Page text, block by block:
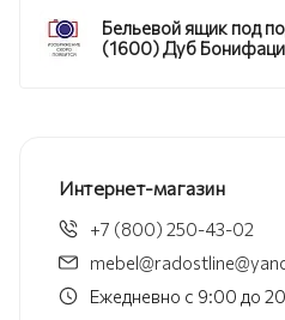
Бельевой ящик под
(1600) Дуб
Интернет-магазин
+7 (800) 250-43-02
Ежедневно с 9:00 до